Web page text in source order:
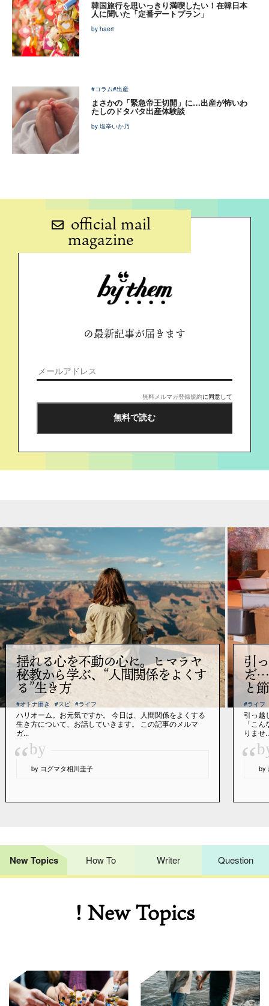
韓国旅行を思いっきり満喫したい！在韓日本
人に聞いた「定番デートプラン」
by haeri
#コラム#出産
まさかの「緊急帝王切開」に…出産が怖いわ
たしのドタバタ出産体験談
by 塩辛いか乃
official mail
magazine
の最新記事が届きます
無料メルマガ登録規約に同意して
揺れる心を不動の心に。ヒマラヤ
秘教から学ぶ、“人間関係をよくす
る”生き方
#オトナ磨き #スピ #ライフ
ハリオーム。お元気ですか。 今日は、人間関係をよくする
生き方について、お話していきます。 この記事のメルマ
ガ...
“by
by ヨグマタ相川圭子
引
だ…
と
#ライフ
引っ越
「こ
りませ
“ by
New Topics How To Writer Question
! New Topics